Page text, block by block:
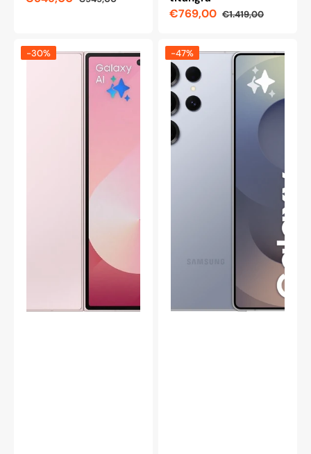
Reapris
Ordinarie
Reapris
€769,00
Ordinarie
€1.419,00
Samsung
Galaxy
-30%
Samsung
Galaxy
S25
Ultra
256
GB,
Titanium
Silverblå
-47%